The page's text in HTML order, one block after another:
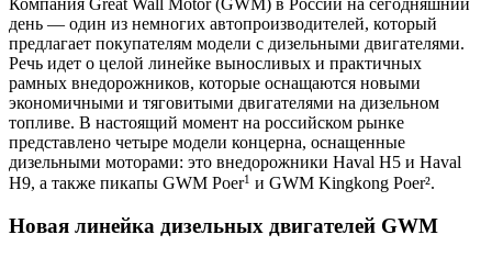
день — один из немногих автопроизводителей, который
предлагает покупателям модели с дизельными двигателями.
Речь идет о целой линейке выносливых и практичных
рамных внедорожников, которые оснащаются новыми
экономичными и тяговитыми двигателями на дизельном
топливе. В настоящий момент на российском рынке
представлено четыре модели концерна, оснащенные
дизельными моторами: это внедорожники Haval H5 и Haval
H9, а также пикапы GWM Poer1 и GWM Kingkong Poer².
Новая линейка дизельных двигателей GWM